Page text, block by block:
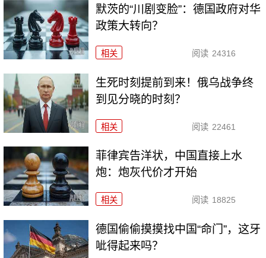
默茨的“川剧变脸”：德国政府对华
政策大转向？
相关 阅读 24316
生死时刻提前到来！俄乌战争终
到见分晓的时刻？
相关 阅读 22461
菲律宾告洋状，中国直接上水
炮：炮灰代价才开始
相关 阅读 18825
德国偷偷摸摸找中国“命门”，这牙
呲得起来吗？